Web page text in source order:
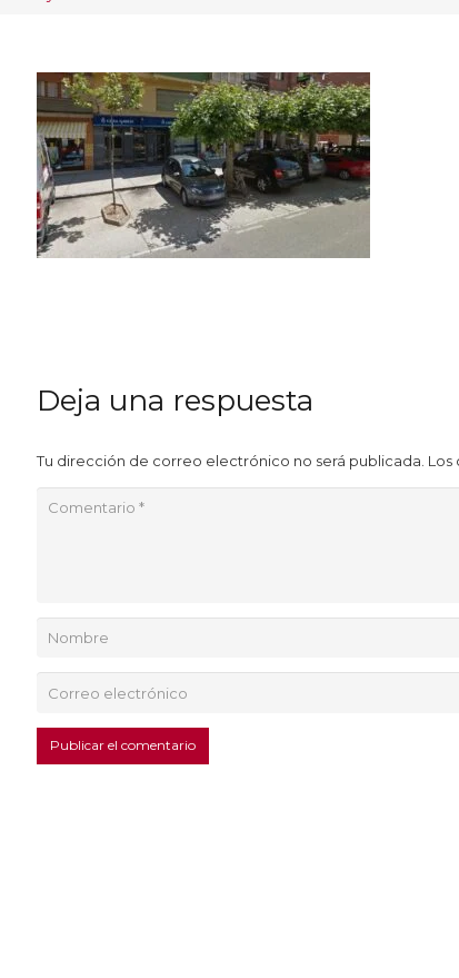
Deja una respuesta
Tu dirección de correo electrónico no será publicada. Los
Publicar el comentario